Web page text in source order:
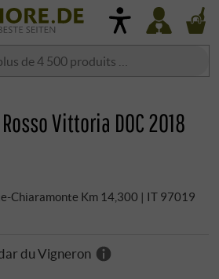
Vittoria DOC 2018
Chiaramonte Km 14,300 | IT 97019
du Vigneron